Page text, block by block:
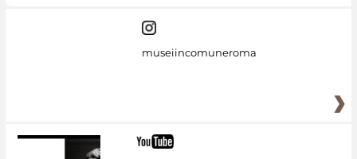
museiincomuneroma